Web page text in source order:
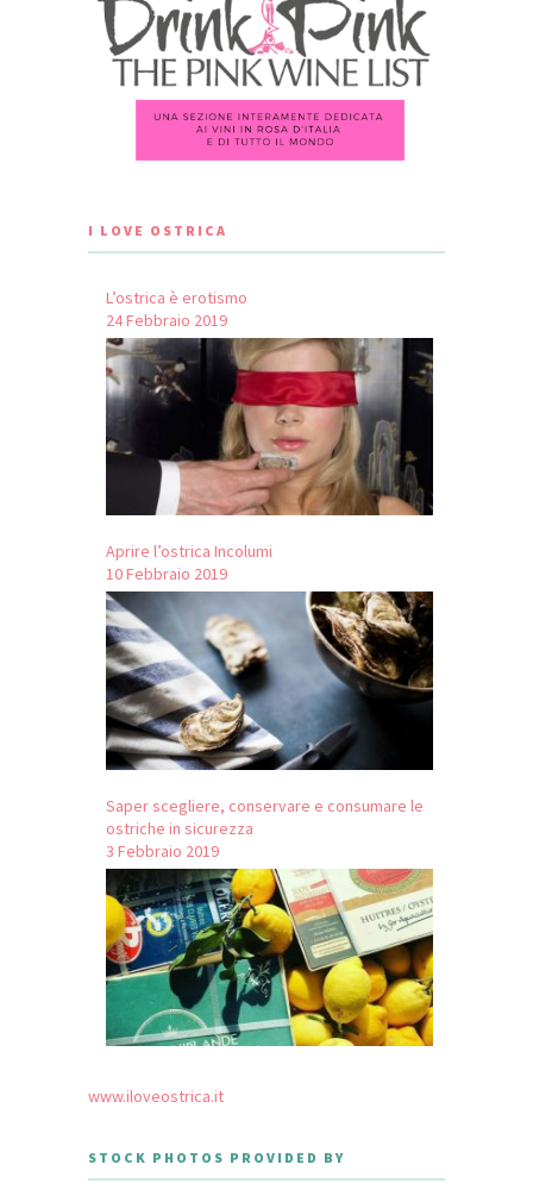
I LOVE OSTRICA
L’ostrica è erotismo
24 Febbraio 2019
Aprire l’ostrica Incolumi
10 Febbraio 2019
Saper scegliere, conservare e consumare le
ostriche in sicurezza
3 Febbraio 2019
www.iloveostrica.it
STOCK PHOTOS PROVIDED BY